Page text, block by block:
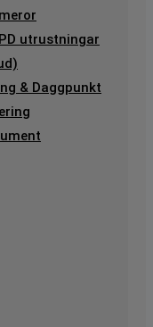
utrustningar
& Daggpunkt